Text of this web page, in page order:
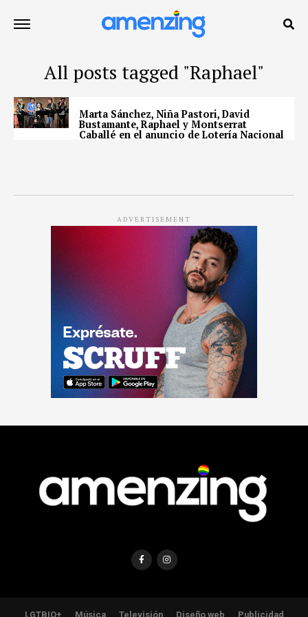
All posts tagged "Raphael"
Marta Sánchez, Niña Pastori, David
Bustamante, Raphael y Montserrat
Caballé en el anuncio de Lotería Nacional
ADVERTISEMENT
LGTBIQ+ Música Televisión Diseño web Publicidad